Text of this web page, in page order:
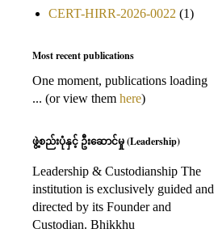
CERT-HIRR-2026-0022 (1)
Most recent publications
One moment, publications loading
... (or view them here)
ဖွဲ့စည်းပုံနှင့် ဦးဆောင်မှု (Leadership)
Leadership & Custodianship The
institution is exclusively guided and
directed by its Founder and
Custodian. Bhikkhu